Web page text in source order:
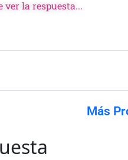
la respuesta...
Más